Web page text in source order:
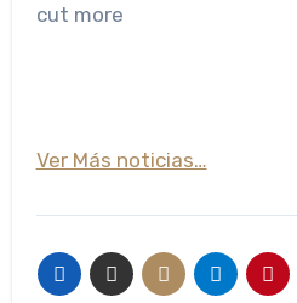
cut more
Ver Más noticias…